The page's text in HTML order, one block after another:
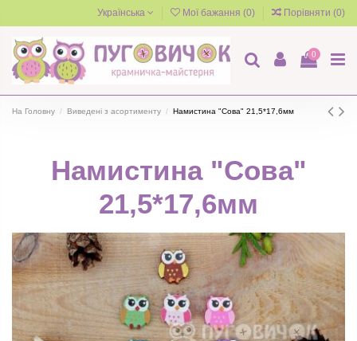
Українська Мої бажання (0) Порівняти (0)
0
На Головну Виведені з асортименту Намистина "Сова" 21,5*17,6мм
Намистина "Сова"
21,5*17,6мм